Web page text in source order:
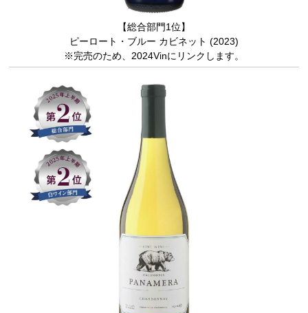
【総合部門1位】
ピーロート・ブルー カビネット (2023)
※完売のため、2024Vinにリンクします。